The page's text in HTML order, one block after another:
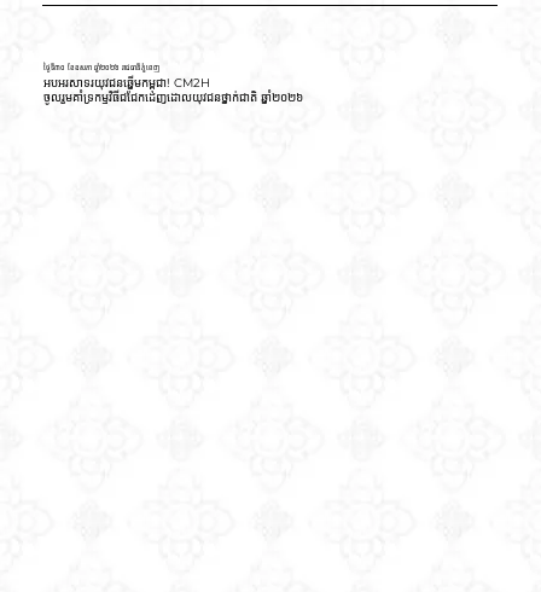
ថ្ងៃទី៣០ ខែឧសភា ឆ្នាំ២០២៦ រាជធានីភ្នំពេញ
អបអរសាទរយុវជនឆ្នើមកម្ពុជា! CM2H
ចូលរួមគាំទ្រកម្មវិធីជជែកដេញដោលយុវជនថ្នាក់ជាតិ ឆ្នាំ២០២៦